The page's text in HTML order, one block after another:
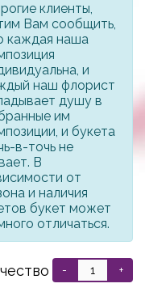
клиенты,
Вам сообщить,
каждая наша
и
наш флорист
душу в
им
и букета
в-точь не
В
от
и наличия
букет может
отличаться.
- +